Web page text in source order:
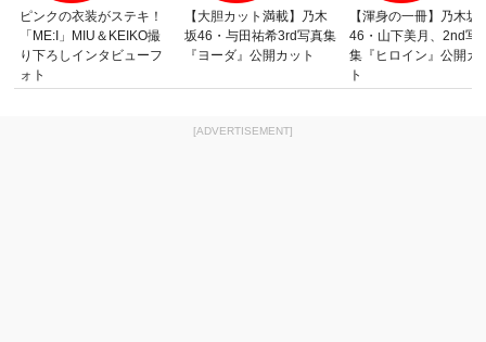
ピンクの衣装がステキ！
「ME:I」MIU＆KEIKO撮
り下ろしインタビューフ
ォト
【大胆カット満載】乃木
坂46・与田祐希3rd写真集
『ヨーダ』公開カット
【渾身の一冊】乃木坂
46・山下美月、2nd写
集『ヒロイン』公開カ
ト
[ADVERTISEMENT]